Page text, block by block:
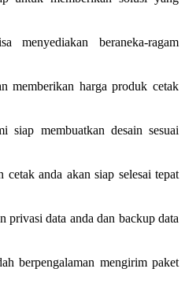
menyediakan beraneka-ragam
harga produk cetak
membuatkan desain sesuai
cetak anda akan siap selesai tepat
privasi data anda dan backup data
berpengalaman mengirim paket